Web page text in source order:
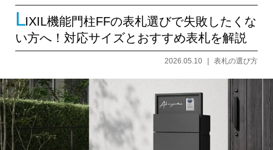
LIXIL機能門柱FFの表札選びで失敗したくな
い方へ！対応サイズとおすすめ表札を解説
2026.05.10 表札の選び方